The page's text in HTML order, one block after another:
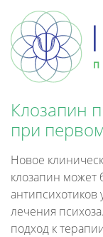
Клозапин
при
Новое
клозапин может
лечения
подход к